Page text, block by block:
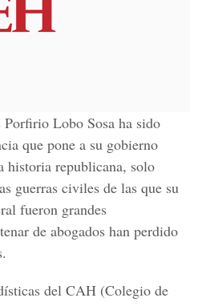
Lobo Sosa ha sido
que pone a su gobierno
historia republicana, solo
guerras civiles de las que su
fueron grandes
de abogados han perdido
del CAH (Colegio de